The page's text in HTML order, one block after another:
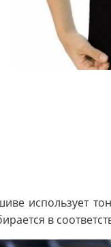
использует
в